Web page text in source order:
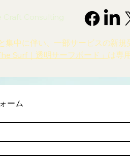
Craft Consulting
集中に伴い、一部サービスの新規
Surf｜透明サーフボード」 は専
ーム